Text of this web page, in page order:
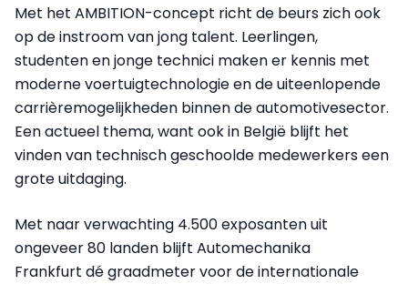
Met het AMBITION-concept richt de beurs zich ook
op de instroom van jong talent. Leerlingen,
studenten en jonge technici maken er kennis met
moderne voertuigtechnologie en de uiteenlopende
carrièremogelijkheden binnen de automotivesector.
Een actueel thema, want ook in België blijft het
vinden van technisch geschoolde medewerkers een
grote uitdaging.
Met naar verwachting 4.500 exposanten uit
ongeveer 80 landen blijft Automechanika
Frankfurt dé graadmeter voor de internationale